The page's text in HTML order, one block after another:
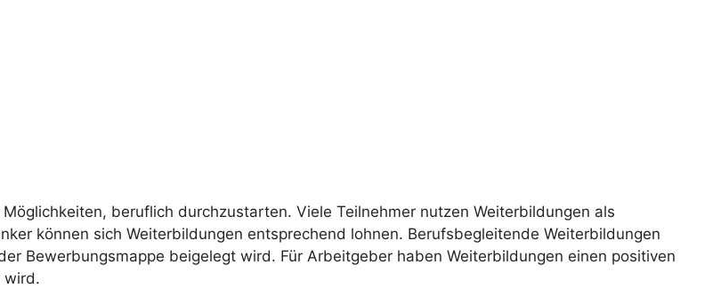
beruflich durchzustarten. Viele Teilnehmer nutzen Weiterbildungen als
können sich Weiterbildungen entsprechend lohnen. Berufsbegleitende Weiterbildungen
Bewerbungsmappe beigelegt wird. Für Arbeitgeber haben Weiterbildungen einen positiven
wird.